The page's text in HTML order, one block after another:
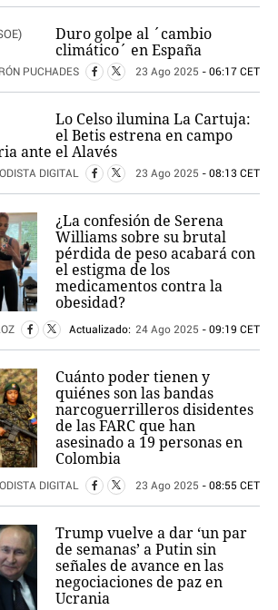
Duro golpe al ´cambio
climático´ en España
PUCHADES 23 Ago 2025 - 06:17 CET
Lo Celso ilumina La Cartuja:
el Betis estrena en campo
ante el Alavés
DIGITAL 23 Ago 2025 - 08:13 CET
¿La confesión de Serena
Williams sobre su brutal
pérdida de peso acabará con
el estigma de los
medicamentos contra la
obesidad?
Actualizado: 24 Ago 2025 - 09:19 CET
Cuánto poder tienen y
quiénes son las bandas
narcoguerrilleros disidentes
de las FARC que han
asesinado a 19 personas en
Colombia
DIGITAL 23 Ago 2025 - 08:55 CET
Trump vuelve a dar ‘un par
de semanas’ a Putin sin
señales de avance en las
negociaciones de paz en
Ucrania